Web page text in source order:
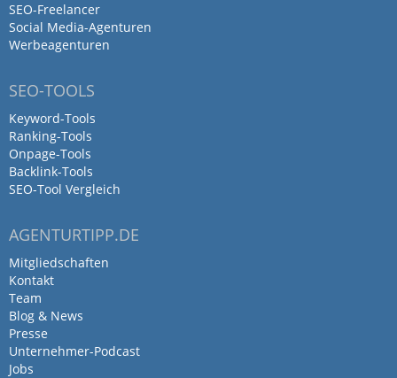
War sehr beeindruckt von den
Konzeptionellen Vorstellung und
von Henry Bauer · 23. März 2022
War sehr beeindruckt von den
Konzeptionellen Vorstellung und nehme
Lawinenstift gerne in meine
mit einem herausragenden Team!
SEO-Freelancer
Social Media-Agenturen
Werbeagenturen
SEO-TOOLS
Keyword-Tools
Ranking-Tools
Onpage-Tools
Backlink-Tools
SEO-Tool Vergleich
AGENTURTIPP.DE
Mitgliedschaften
Kontakt
Team
Blog & News
Presse
Unternehmer-Podcast
Jobs